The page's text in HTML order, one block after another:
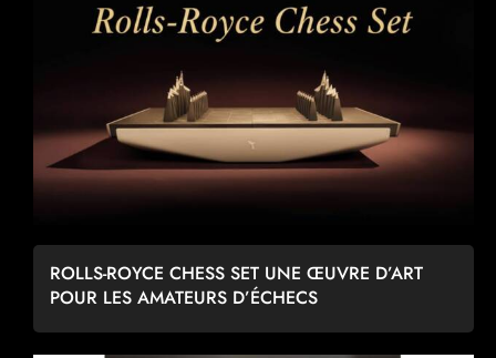
ROLLS-ROYCE CHESS SET UNE ŒUVRE D’ART
POUR LES AMATEURS D’ÉCHECS